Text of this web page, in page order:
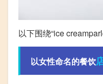
以下围绕“ice
以女性命名的餐饮